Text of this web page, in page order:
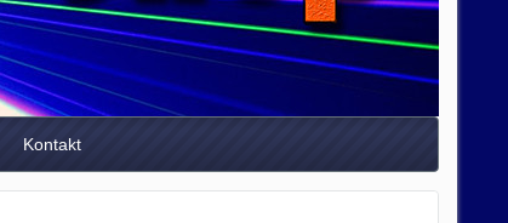
Kontakt